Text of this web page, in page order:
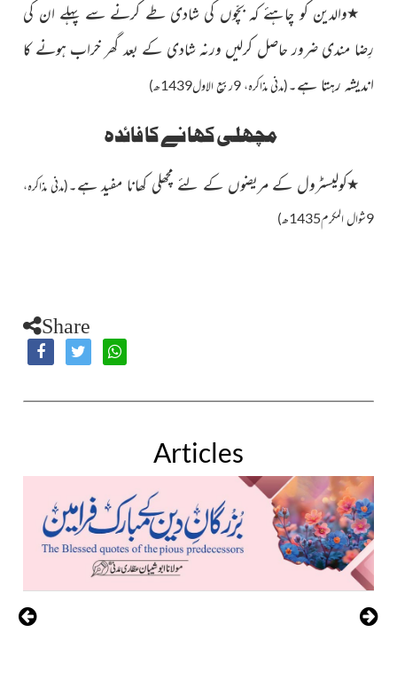
٭والدین کو چاہئے کہ بچّوں کی شادی طے کرنے سے پہلے ان کی
رِضا مندی ضرور حاصل کرلیں ورنہ شادی کے بعد گھر خراب ہونے کا
اندیشہ رہتا ہے۔(مدنی مذاکرہ، 9ربیع الاول1439ھ)
مچھلی کھانے کا فائدہ
٭کولیسٹرول کے مریضوں کے لئے مچھلی کھانا مفید ہے۔(مدنی مذاکرہ،
9شوال المکرم1435ھ)
Share
Articles